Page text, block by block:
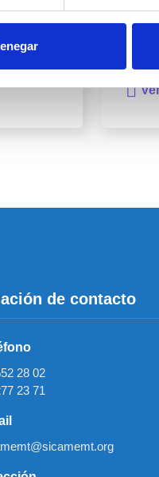
de contacto
28 02
23 71